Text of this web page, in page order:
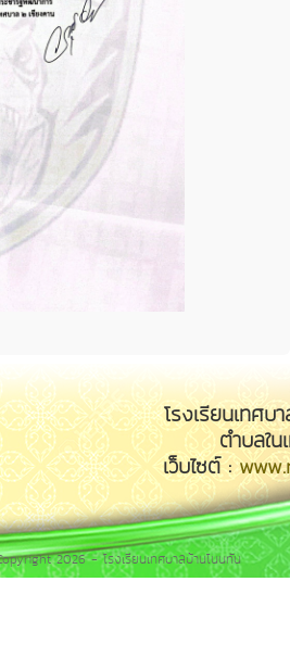
2026 - โรงเรียนเทศบาลบ้านโนนทัน
โรงเรียนเทศ
ตำบลใ
เว็บไซต์ :